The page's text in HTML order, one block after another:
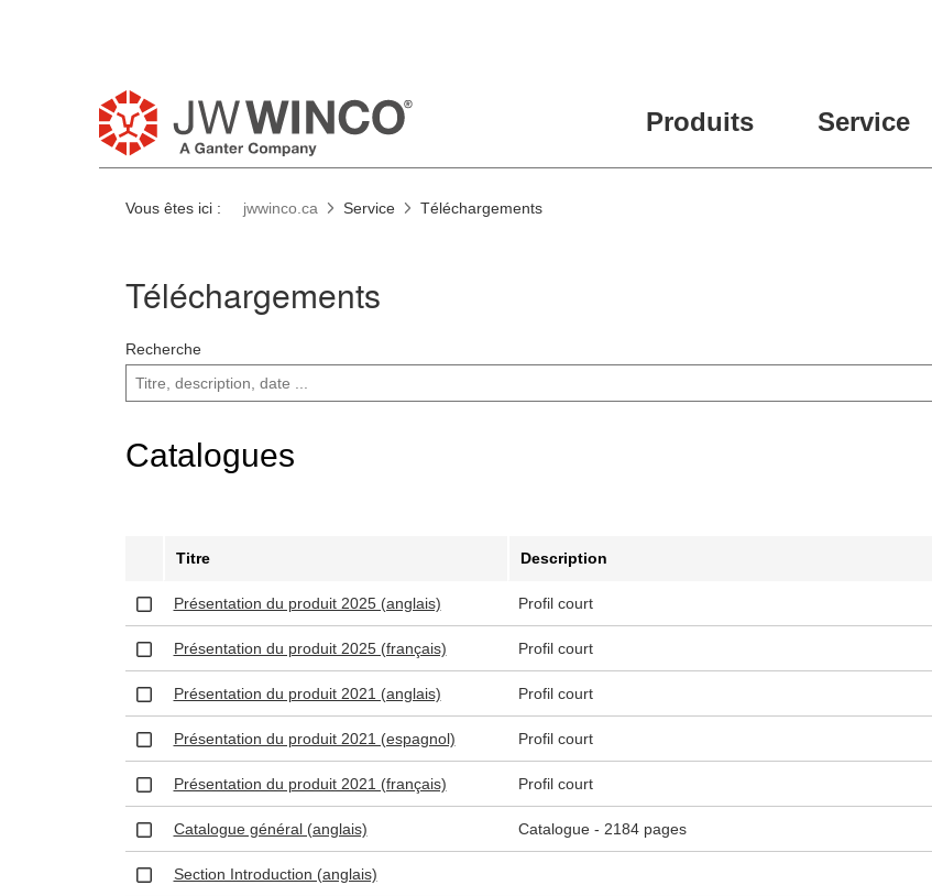
Produits Service
Vous êtes ici : jwwinco.ca Service Téléchargements
Téléchargements
Recherche
Catalogues
Titre Description
Présentation du produit 2025 (anglais) Profil court
Présentation du produit 2025 (français) Profil court
Présentation du produit 2021 (anglais) Profil court
Présentation du produit 2021 (espagnol) Profil court
Présentation du produit 2021 (français) Profil court
Catalogue général (anglais) Catalogue - 2184 pages
Section Introduction (anglais)